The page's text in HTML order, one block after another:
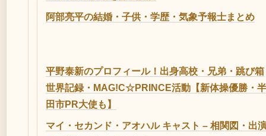
阿部亮平の結婚・子供・学歴・気象予報士まとめ
平野泰新のプロフィール！出身高校・兄弟・跳び箱
世界記録・MAG!C☆PRINCE活動【新体操優勝・半
田市PR大使も】
マイ・セカンド・アオハル キャスト – 相関図・出